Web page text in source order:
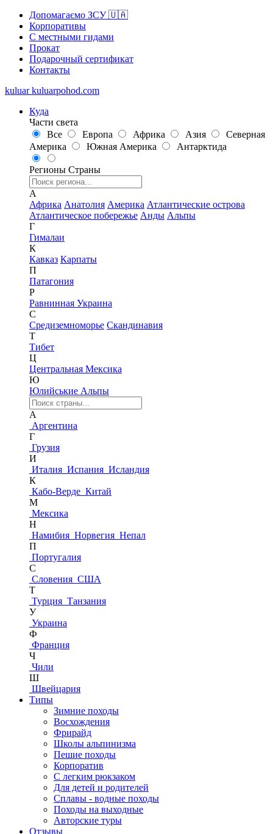
Допомагаємо ЗСУ 🇺🇦
Корпоративы
С местными гидами
Прокат
Подарочный сертификат
Контакты
kuluar kuluarpohod.com
Куда
Части света
Все
Европа Африка Азия
Северная
Америка
Южная Америка Антарктида
Регионы Страны
А
Африка Анатолия Америка Атлантические острова
Атлантическое побережье Анды Альпы
Г
Гималаи
К
Кавказ Карпаты
П
Патагония
Р
Равнинная Украина
С
Средиземноморье Скандинавия
Т
Тибет
Ц
Центральная Мексика
Ю
Юлийськие Альпы
А
Аргентина
Г
Грузия
И
Италия Испания Исландия
К
Кабо-Верде Китай
М
Мексика
Н
Намибия Норвегия Непал
П
Португалия
С
Словения США
Т
Турция Танзания
У
Украина
Ф
Франция
Ч
Чили
Ш
Швейцария
Типы
Зимние походы
Восхождения
Фрирайд
Школы альпинизма
Пешие походы
Корпоратив
С легким рюкзаком
Для детей и родителей
Сплавы - водные походы
Походы на выходные
Авторские туры
Отзывы